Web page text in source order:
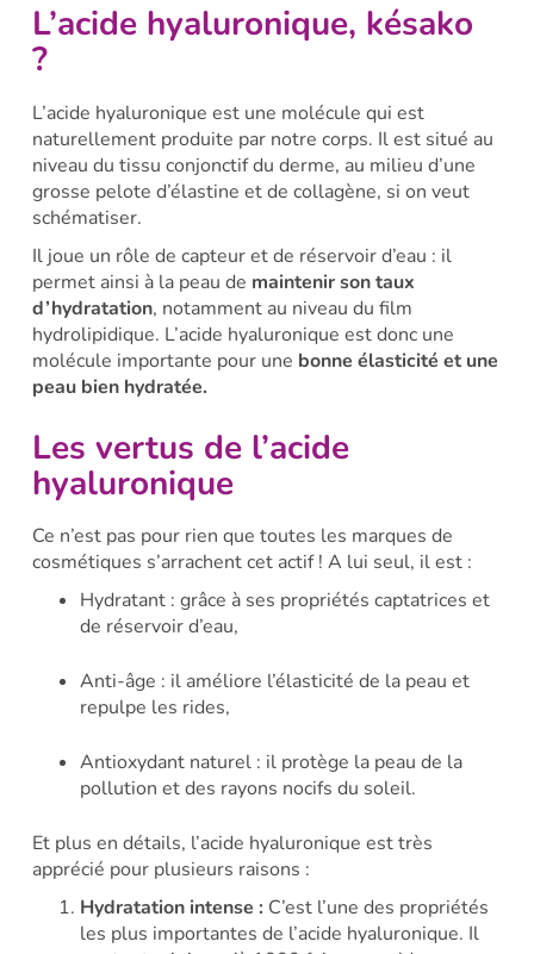
L’acide hyaluronique, késako
?
L’acide hyaluronique est une molécule qui est
naturellement produite par notre corps. Il est situé au
niveau du tissu conjonctif du derme, au milieu d’une
grosse pelote d’élastine et de collagène, si on veut
schématiser.
Il joue un rôle de capteur et de réservoir d’eau : il
permet ainsi à la peau de maintenir son taux
d’hydratation, notamment au niveau du film
hydrolipidique. L’acide hyaluronique est donc une
molécule importante pour une bonne élasticité et une
peau bien hydratée.
Les vertus de l’acide
hyaluronique
Ce n’est pas pour rien que toutes les marques de
cosmétiques s’arrachent cet actif ! A lui seul, il est :
Hydratant : grâce à ses propriétés captatrices et
de réservoir d’eau,
Anti-âge : il améliore l’élasticité de la peau et
repulpe les rides,
Antioxydant naturel : il protège la peau de la
pollution et des rayons nocifs du soleil.
Et plus en détails, l’acide hyaluronique est très
apprécié pour plusieurs raisons :
Hydratation intense : C’est l’une des propriétés
les plus importantes de l’acide hyaluronique. Il